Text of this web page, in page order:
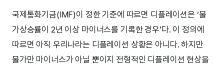
국제통화기금(IMF)이 정한 기준에 따르면 디플레이션은 ‘물
가상승률이 2년 이상 마이너스를 기록한 경우’다. 이 정의에
따르면 아직 우리나라는 디플레이션 상황은 아니다. 하지만
물가만 마이너스가 아닐 뿐이지 전형적인 디플레이션 현상을